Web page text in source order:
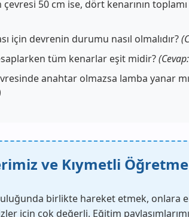
50 cm ise, dört kenarının toplamı
için devrenin durumu nasıl olmalıdır?
tüm kenarlar eşit midir?
anahtar olmazsa lamba yanar
ve Kıymetli
birlikte hareket etmek, onlara
için çok değerli. Eğitim